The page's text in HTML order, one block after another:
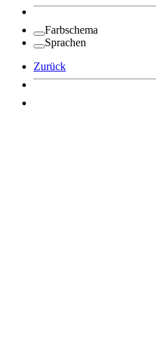
Farbschema
Sprachen
Zurück